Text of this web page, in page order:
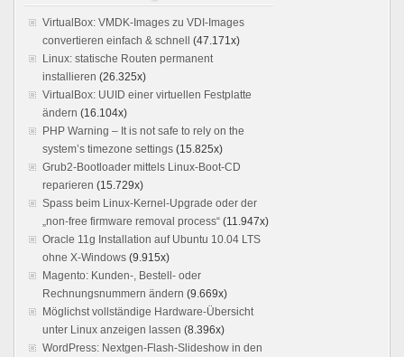
VirtualBox: VMDK-Images zu VDI-Images
convertieren einfach & schnell (47.171x)
Linux: statische Routen permanent
installieren (26.325x)
VirtualBox: UUID einer virtuellen Festplatte
ändern (16.104x)
PHP Warning – It is not safe to rely on the
system’s timezone settings (15.825x)
Grub2-Bootloader mittels Linux-Boot-CD
reparieren (15.729x)
Spass beim Linux-Kernel-Upgrade oder der
„non-free firmware removal process“ (11.947x)
Oracle 11g Installation auf Ubuntu 10.04 LTS
ohne X-Windows (9.915x)
Magento: Kunden-, Bestell- oder
Rechnungsnummern ändern (9.669x)
Möglichst vollständige Hardware-Übersicht
unter Linux anzeigen lassen (8.396x)
WordPress: Nextgen-Flash-Slideshow in den